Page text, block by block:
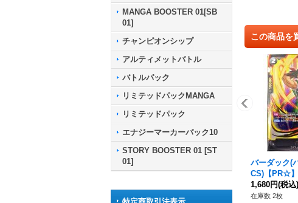
MANGA BOOSTER 01[SB
01]
チャンピオンシップ
アルティメットバトル
バトルパック
リミテッドパックMANGA
リミテッドパック
エナジーマーカーパック10
STORY BOOSTER 01 [ST
01]
この商品を
バーダック(
CS)【PR☆
1,680円(税込)
在庫数 2枚